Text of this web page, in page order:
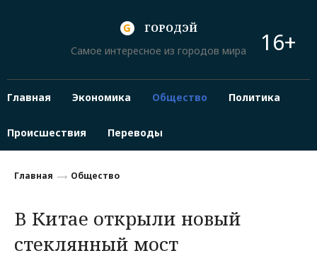
ГОРОДЭЙ
Самое интересное из городов мира
16+
Главная Экономика Общество Политика
Происшествия Переводы
Главная Общество
В Китае открыли новый
стеклянный мост